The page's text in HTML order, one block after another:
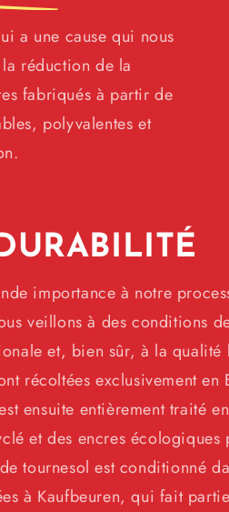
a une cause qui nous
réduction de la
fabriqués à partir de
polyvalentes et
importance à notre
veillons à des conditions
et, bien sûr, à la
récoltées exclusivement en
ensuite entièrement traité
et des encres écologiques
tournesol est conditionné
à Kaufbeuren, qui fait